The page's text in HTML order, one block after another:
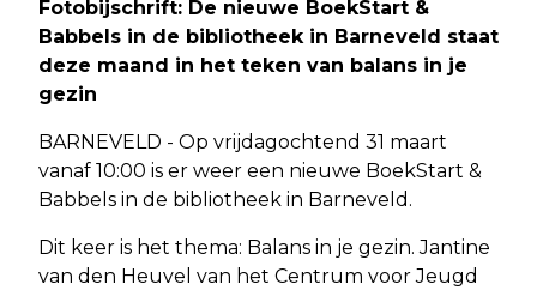
Fotobijschrift: De nieuwe BoekStart &
Babbels in de bibliotheek in Barneveld staat
deze maand in het teken van balans in je
gezin
BARNEVELD - Op vrijdagochtend 31 maart
vanaf 10:00 is er weer een nieuwe BoekStart &
Babbels in de bibliotheek in Barneveld.
Dit keer is het thema: Balans in je gezin. Jantine
van den Heuvel van het Centrum voor Jeugd